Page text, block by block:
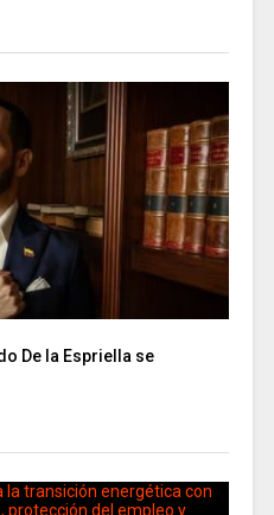
De la Espriella se